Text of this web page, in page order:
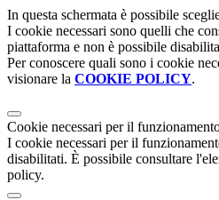
In questa schermata è possibile
I cookie necessari sono quelli che
piattaforma e non è possibile
Per conoscere quali sono i cookie
visionare la COOKIE POLICY.
Cookie necessari per il
I cookie necessari per il
disabilitati. È possibile consultare
policy.